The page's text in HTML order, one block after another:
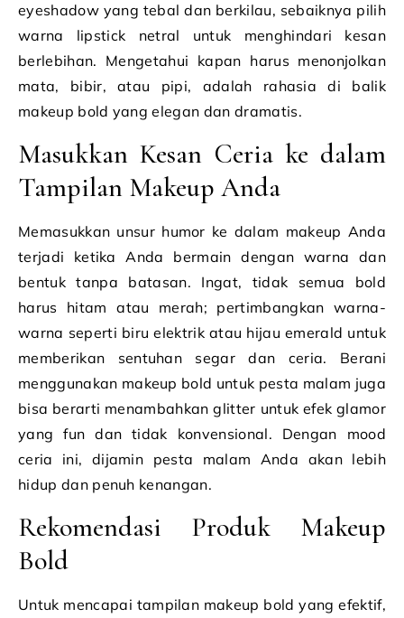
eyeshadow yang tebal dan berkilau, sebaiknya pilih
warna lipstick netral untuk menghindari kesan
berlebihan. Mengetahui kapan harus menonjolkan
mata, bibir, atau pipi, adalah rahasia di balik
makeup bold yang elegan dan dramatis.
Masukkan Kesan Ceria ke dalam
Tampilan Makeup Anda
Memasukkan unsur humor ke dalam makeup Anda
terjadi ketika Anda bermain dengan warna dan
bentuk tanpa batasan. Ingat, tidak semua bold
harus hitam atau merah; pertimbangkan warna-
warna seperti biru elektrik atau hijau emerald untuk
memberikan sentuhan segar dan ceria. Berani
menggunakan makeup bold untuk pesta malam juga
bisa berarti menambahkan glitter untuk efek glamor
yang fun dan tidak konvensional. Dengan mood
ceria ini, dijamin pesta malam Anda akan lebih
hidup dan penuh kenangan.
Rekomendasi Produk Makeup
Bold
Untuk mencapai tampilan makeup bold yang efektif,